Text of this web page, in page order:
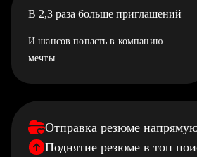
В 2,3 раза больше приглашений
И шансов попасть в компанию
мечты
Отправка резюме
Поднятие резюме в топ